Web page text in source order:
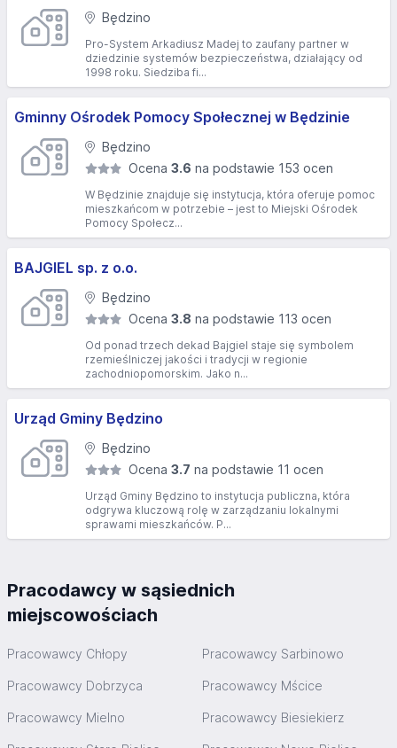
Będzino
Pro-System Arkadiusz Madej to zaufany partner w
dziedzinie systemów bezpieczeństwa, działający od
1998 roku. Siedziba fi...
Gminny Ośrodek Pomocy Społecznej w Będzinie
Będzino
Ocena3.6 na podstawie 153 ocen
W Będzinie znajduje się instytucja, która oferuje pomoc
mieszkańcom w potrzebie – jest to Miejski Ośrodek
Pomocy Społecz...
BAJGIEL sp. z o.o.
Będzino
Ocena3.8 na podstawie 113 ocen
Od ponad trzech dekad Bajgiel staje się symbolem
rzemieślniczej jakości i tradycji w regionie
zachodniopomorskim. Jako n...
Urząd Gminy Będzino
Będzino
Ocena3.7 na podstawie 11 ocen
Urząd Gminy Będzino to instytucja publiczna, która
odgrywa kluczową rolę w zarządzaniu lokalnymi
sprawami mieszkańców. P...
Pracodawcy w sąsiednich
miejscowościach
Pracowawcy Chłopy Pracowawcy Sarbinowo
Pracowawcy Dobrzyca Pracowawcy Mścice
Pracowawcy Mielno Pracowawcy Biesiekierz